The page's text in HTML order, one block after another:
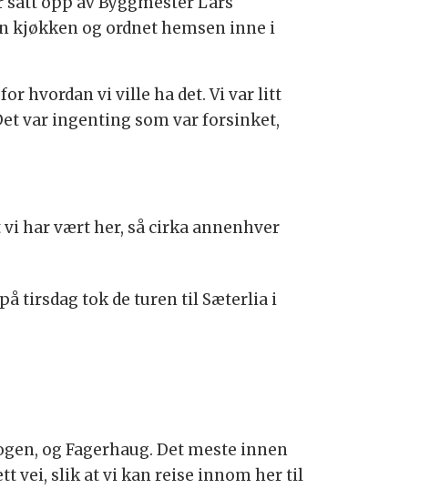
kjøkken og ordnet hemsen inne i
hvordan vi ville ha det. Vi var litt
var ingenting som var forsinket,
har vært her, så cirka annenhver
tirsdag tok de turen til Sæterlia i
og Fagerhaug. Det meste innen
vei, slik at vi kan reise innom her til